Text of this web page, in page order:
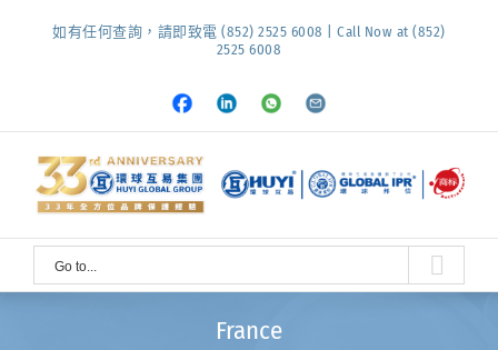
如有任何查詢，請即致電 (852) 2525 6008 | Call Now at (852)
2525 6008
Facebook
LinkedInWhatsapp
Email
Go to...
France